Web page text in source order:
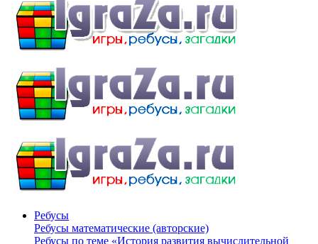
Ребусы
Ребусы математические (авторские)
Ребусы по теме «История развития вычислительной